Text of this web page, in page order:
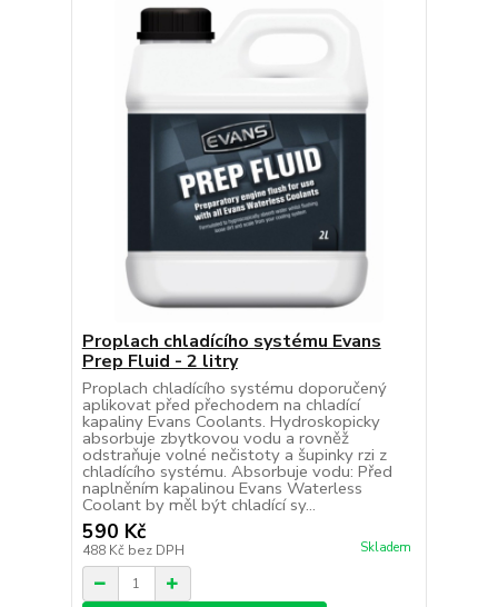
Proplach chladícího systému Evans
Prep Fluid - 2 litry
Proplach chladícího systému doporučený
aplikovat před přechodem na chladící
kapaliny Evans Coolants. Hydroskopicky
absorbuje zbytkovou vodu a rovněž
odstraňuje volné nečistoty a šupinky rzi z
chladícího systému. Absorbuje vodu: Před
naplněním kapalinou Evans Waterless
Coolant by měl být chladící sy...
590 Kč
488 Kč bez DPH Skladem